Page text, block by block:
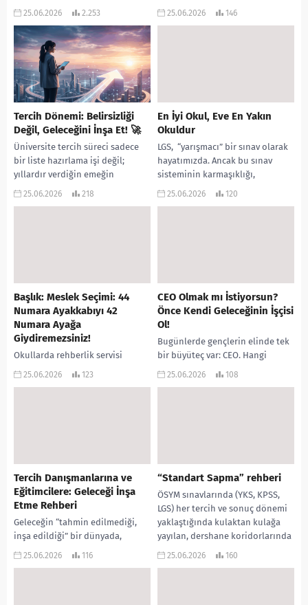
yaşanan değişimler hakkında
25.06.2026 2.253
üzerinden gerçekleştirdiğim
25.06.2026 146
Tercih Dönemi: Belirsizliği
Değil, Geleceğini İnşa Et! 🚀
Üniversite tercih süreci sadece
bir liste hazırlama işi değil;
yıllardır verdiğin emeğin
karşılığını alacağın, hayatının en
25.06.2026 218
En İyi Okul, Eve En Yakın
Okuldur
LGS, “yarışmacı” bir sınav olarak
hayatımızda. Ancak bu sınav
sisteminin karmaşıklığı,
velilerimiz üzerinde devasa bir
25.06.2026 120
Başlık: Meslek Seçimi: 44
Numara Ayakkabıyı 42
Numara Ayağa
Giydiremezsiniz!
Okullarda rehberlik servisi
demek, aslında bir “gelecek
25.06.2026 123
CEO Olmak mı İstiyorsun?
Önce Kendi Geleceğinin İşçisi
Ol!
Bugünlerde gençlerin elinde tek
bir büyüteç var: CEO. Hangi
bölüme gitsem CEO olurum?
25.06.2026 108
Tercih Danışmanlarına ve
Eğitimcilere: Geleceği İnşa
Etme Rehberi
Geleceğin “tahmin edilmediği,
inşa edildiği” bir dünyada,
rehberlik ve tercih danışmanlığı
25.06.2026 116
“Standart Sapma” rehberi
ÖSYM sınavlarında (YKS, KPSS,
LGS) her tercih ve sonuç dönemi
yaklaştığında kulaktan kulağa
yayılan, dershane koridorlarında
efsaneleşen o meşhur iddiayı...
25.06.2026 160